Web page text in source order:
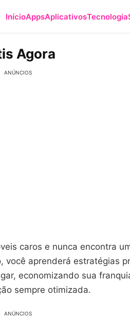
InícioAppsAplicativosTecnologia
Agora
ANÚNCIOS
caros e nunca encontra
você aprenderá estratégias
economizando sua
sempre otimizada.
ANÚNCIOS